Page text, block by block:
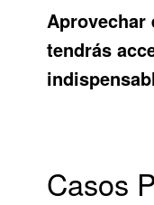
tendrás
Casos